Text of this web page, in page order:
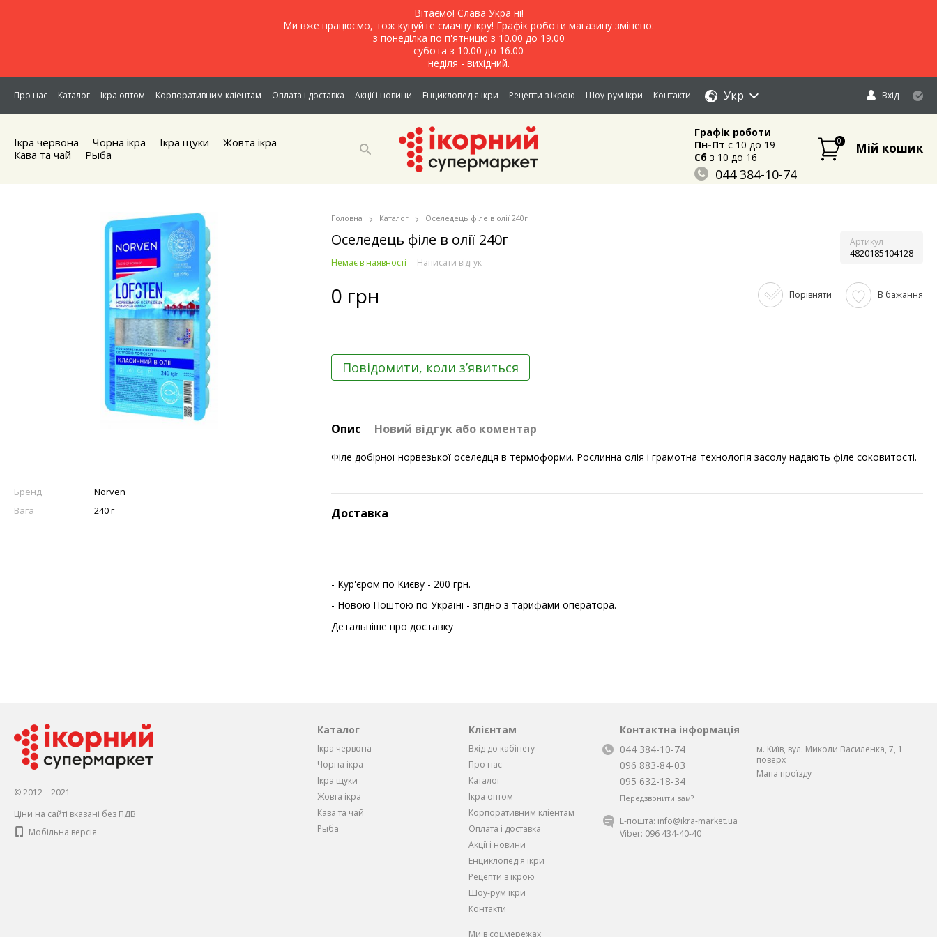
Вітаємо! Слава Україні!
Ми вже працюємо, тож купуйте смачну ікру! Графік роботи магазину змінено:
з понеділка по п'ятницю з 10.00 до 19.00
субота з 10.00 до 16.00
неділя - вихідний.
Про нас Каталог Ікра оптом Корпоративним кліентам Оплата і доставка Акції і новини Енциклопедія ікри Рецепти з ікрою Шоу-рум ікри Контакти Укр Вхід
Ікра червона Чорна iкра Iкра щуки
Жовта iкра
Кава та чай
Рыба
Графік роботи
Пн-Пт c 10 до 19
Сбз 10 до 16
044 384-10-74
0 Мій кошик
Бренд
Norven
Вага
240 г
Головна Каталог Оселедець філе в олії 240г
Оселедець філе в олії 240г Артикул
4820185104128
Немає в наявності Написати відгук
0 грн Порівняти В бажання
Повідомити, коли з’явиться
Опис Новий відгук або коментар
Філе добірної норвезької оселедця в термоформи. Рослинна олія і грамотна технологія засолу надають філе соковитості.
Доставка
- Кур'єром по Києву - 200 грн.
- Новою Поштою по Україні - згідно з тарифами оператора.
Детальніше про доставку
© 2012—2021
Ціни на сайті вказані без ПДВ
Мобільна версія
Каталог
Ікра червона
Чорна iкра
Iкра щуки
Жовта iкра
Кава та чай
Рыба
Клієнтам
Вхід до кабінету
Про нас
Каталог
Ікра оптом
Корпоративним кліентам
Оплата і доставка
Акції і новини
Енциклопедія ікри
Рецепти з ікрою
Шоу-рум ікри
Контакти
Ми в соцмережах
Контактна інформація
044 384-10-74
096 883-84-03
095 632-18-34
Передзвонити вам?
м. Київ, вул. Миколи Василенка, 7, 1
поверх
Мапа проїзду
Е-пошта: info@ikra-market.ua
Viber: 096 434-40-40